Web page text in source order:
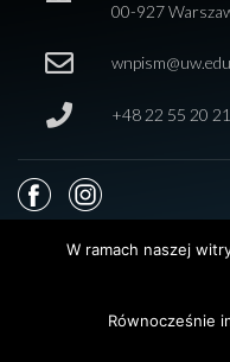
00-927
+48 22 55 20
© 2026 Wydział Nauk
W ramach naszej
Równocześnie